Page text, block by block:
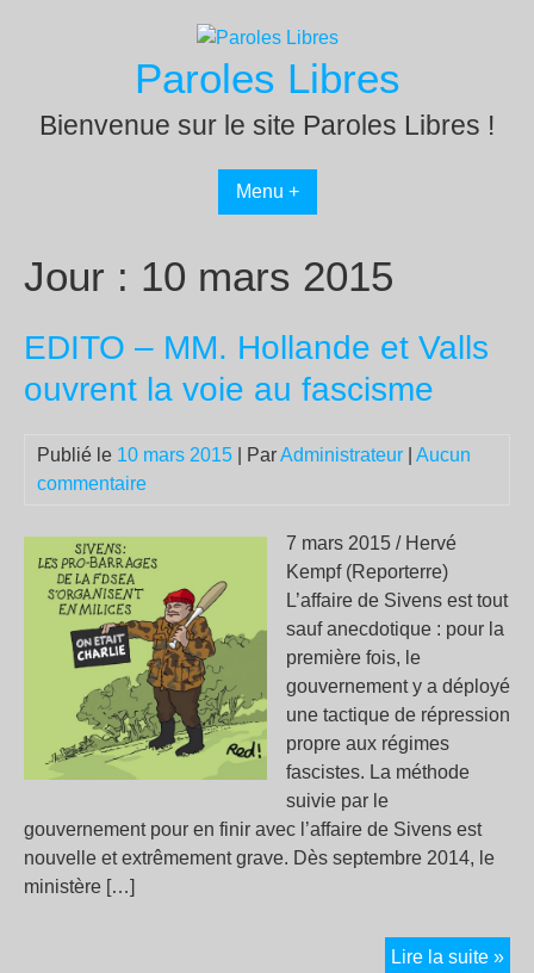
Paroles Libres
Bienvenue sur le site Paroles Libres !
Menu +
Jour : 10 mars 2015
EDITO – MM. Hollande et Valls
ouvrent la voie au fascisme
Publié le 10 mars 2015 | ParAdministrateur
Aucun
commentaire
7 mars 2015 / Hervé
Kempf (Reporterre)
L’affaire de Sivens est tout
sauf anecdotique : pour la
première fois, le
gouvernement y a déployé
une tactique de répression
propre aux régimes
fascistes. La méthode
suivie par le
gouvernement pour en finir avec l’affaire de Sivens est
nouvelle et extrêmement grave. Dès septembre 2014, le
ministère […]
Lire la suite »